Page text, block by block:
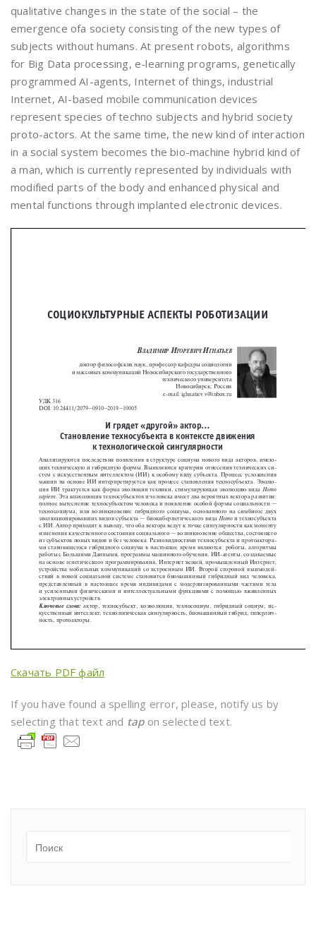
qualitative changes in the state of the social – the
emergence ofa society consisting of the new types of
subjects without humans. At present robots, algorithms
for Big Data processing, e-learning programs, genetically
programmed AI-agents, Internet of things, industrial
Internet, AI-based mobile communication devices
represent species of techno subjects and hybrid society
proto-actors. At the same time, the new kind of interaction
in a social system becomes the bio-machine hybrid kind of
a man, which is currently represented by individuals with
modified parts of the body and enhanced physical and
mental functions through implanted electronic devices.
Скачать PDF файл
If you have found a spelling error, please, notify us by
selecting that text and tapon selected text.